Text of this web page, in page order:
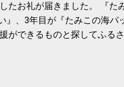
たお礼が届きました。 『た
』、3年目が『たみこの海
ができるものと探してふる
ですが、節税になるほど稼